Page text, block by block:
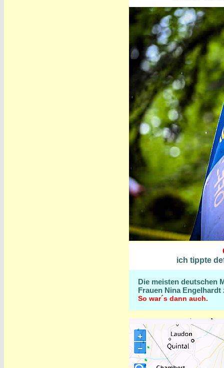
ich tippte
Die meisten deutschen
Frauen Nina Engelhardt
So war´s dann auch.